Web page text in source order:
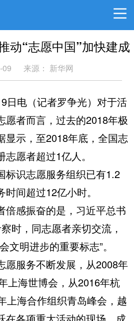
动“志愿中国”加快建成
09 来源： 新华网
电（记者罗争光）对于活
愿者而言，过去的2018年极
显示，至2018年底，全国志
愿者超过1亿人。
识志愿服务组织已有1.2
间超过12亿小时。
感振奋的是，习近平总书
时，同志愿者亲切交流，
文明进步的重要标志”。
服务不断发展，从2008年
上海世博会，从2016年杭
上海合作组织青岛峰会，越